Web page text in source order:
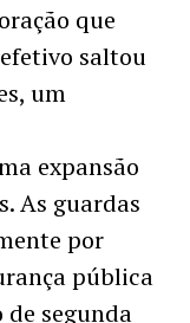
que
saltou
um
expansão
As guardas
por
pública
de segunda